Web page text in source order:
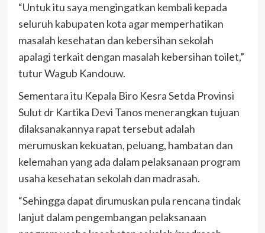
“Untuk itu saya mengingatkan kembali kepada
seluruh kabupaten kota agar memperhatikan
masalah kesehatan dan kebersihan sekolah
apalagi terkait dengan masalah kebersihan toilet,”
tutur Wagub Kandouw.
Sementara itu Kepala Biro Kesra Setda Provinsi
Sulut dr Kartika Devi Tanos menerangkan tujuan
dilaksanakannya rapat tersebut adalah
merumuskan kekuatan, peluang, hambatan dan
kelemahan yang ada dalam pelaksanaan program
usaha kesehatan sekolah dan madrasah.
“Sehingga dapat dirumuskan pula rencana tindak
lanjut dalam pengembangan pelaksanaan